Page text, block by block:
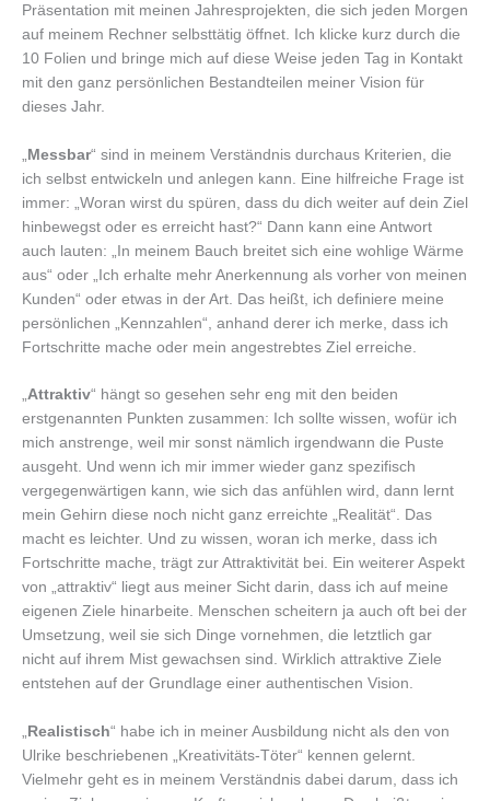
Präsentation mit meinen Jahresprojekten, die sich jeden Morgen
auf meinem Rechner selbsttätig öffnet. Ich klicke kurz durch die
10 Folien und bringe mich auf diese Weise jeden Tag in Kontakt
mit den ganz persönlichen Bestandteilen meiner Vision für
dieses Jahr.
Messbar“ sind in meinem Verständnis durchaus Kriterien, die
ich selbst entwickeln und anlegen kann. Eine hilfreiche Frage ist
immer: „Woran wirst du spüren, dass du dich weiter auf dein Ziel
hinbewegst oder es erreicht hast?“ Dann kann eine Antwort
auch lauten: „In meinem Bauch breitet sich eine wohlige Wärme
aus“ oder „Ich erhalte mehr Anerkennung als vorher von meinen
Kunden“ oder etwas in der Art. Das heißt, ich definiere meine
persönlichen „Kennzahlen“, anhand derer ich merke, dass ich
Fortschritte mache oder mein angestrebtes Ziel erreiche.
„Attraktiv“ hängt so gesehen sehr eng mit den beiden
erstgenannten Punkten zusammen: Ich sollte wissen, wofür ich
mich anstrenge, weil mir sonst nämlich irgendwann die Puste
ausgeht. Und wenn ich mir immer wieder ganz spezifisch
vergegenwärtigen kann, wie sich das anfühlen wird, dann lernt
mein Gehirn diese noch nicht ganz erreichte „Realität“. Das
macht es leichter. Und zu wissen, woran ich merke, dass ich
Fortschritte mache, trägt zur Attraktivität bei. Ein weiterer Aspekt
von „attraktiv“ liegt aus meiner Sicht darin, dass ich auf meine
eigenen Ziele hinarbeite. Menschen scheitern ja auch oft bei der
Umsetzung, weil sie sich Dinge vornehmen, die letztlich gar
nicht auf ihrem Mist gewachsen sind. Wirklich attraktive Ziele
entstehen auf der Grundlage einer authentischen Vision.
„ Realistisch“ habe ich in meiner Ausbildung nicht als den von
Ulrike beschriebenen „Kreativitäts-Töter“ kennen gelernt.
Vielmehr geht es in meinem Verständnis dabei darum, dass ich